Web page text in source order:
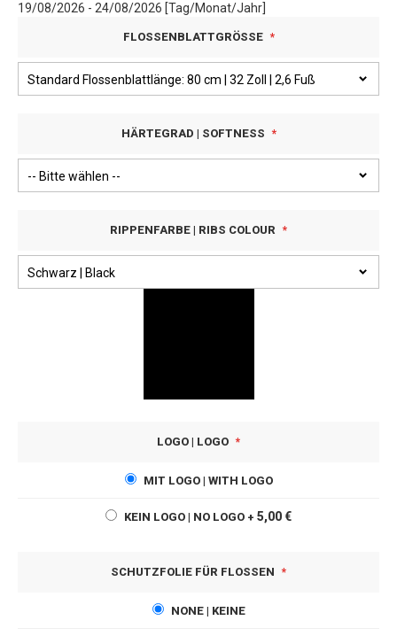
19/08/2026 - 24/08/2026 [Tag/Monat/Jahr]
FLOSSENBLATTGRÖSSE
HÄRTEGRAD | SOFTNESS
RIPPENFARBE | RIBS COLOUR
LOGO | LOGO
MIT LOGO | WITH LOGO
KEIN LOGO | NO LOGO + 5,00 €
SCHUTZFOLIE FÜR FLOSSEN
NONE | KEINE